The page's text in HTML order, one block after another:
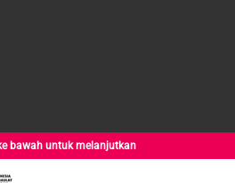
bawah untuk melanjutkan